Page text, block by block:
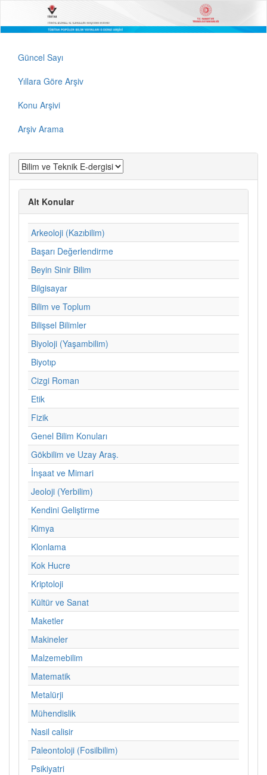
Güncel Sayı
Yıllara Göre Arşiv
Konu Arşivi
Arşiv Arama
Alt Konular
Arkeoloji (Kazıbilim)
Başarı Değerlendirme
Beyin Sinir Bilim
Bilgisayar
Bilim ve Toplum
Bilişsel Bilimler
Biyoloji (Yaşambilim)
Biyotıp
Cizgi Roman
Etik
Fizik
Genel Bilim Konuları
Gökbilim ve Uzay Araş.
İnşaat ve Mimari
Jeoloji (Yerbilim)
Kendini Geliştirme
Kimya
Klonlama
Kok Hucre
Kriptoloji
Kültür ve Sanat
Maketler
Makineler
Malzemebilim
Matematik
Metalürji
Mühendislik
Nasil calisir
Paleontoloji (Fosilbilim)
Psikiyatri